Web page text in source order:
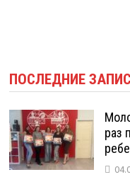
ПОСЛЕДНИЕ
раз